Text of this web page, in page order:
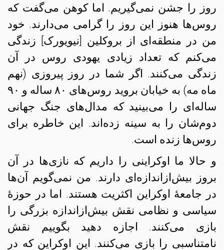
روز را جشن نمی‌گیریم. اما کوهن می‌گفت که
روس‌ها هنوز این روز را گرامی می‌دارند. خود
من در منطقه‌ای از بروکلین [نیویورک] زندگی
می‌کنم که تعداد زیادی یهودی روس در آن
زندگی می‌کنند. اگر شما در روز پیروزی (نهم
ماه مه) به خیابان بروید روس‌های ۸۰ ساله و ۹۰
ساله‌ای را می‌بینید که مدال‌های جنگ‌ جهانی‌
دوم‌شان را به سینه‌ زده‌اند. این خاطره برای
روس‌ها زنده است.
و حالا ما اوکراینی را داریم که نازی‌ها در آن
بروز بیش‌از‌اندازه‌ای دارند. من نمی‌گویم آن‌ها
در جامعهٔ اوکراین اکثریت هستند. اما در حوزهٔ
سیاسی و نظامی نقش بیش‌از‌اندازه بزرگی را
بازی می‌کنند. اجازه دهید بگوییم نقش
نامتناسبی را بازی می‌کنند. این اوکراین که در